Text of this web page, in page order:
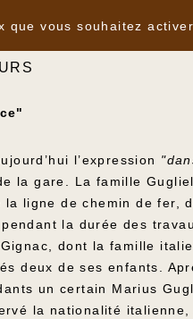
l’expression
la gare. La famille
ligne de chemin de fer,
la durée des
dont la famille
deux de ses enfants.
un certain Marius
la nationalité
que vous souhaitez activer